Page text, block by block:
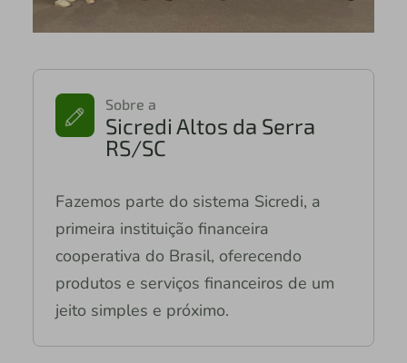
Sobre a
Sicredi Altos da Serra
RS/SC
Fazemos parte do sistema Sicredi, a
primeira instituição financeira
cooperativa do Brasil, oferecendo
produtos e serviços financeiros de um
jeito simples e próximo.